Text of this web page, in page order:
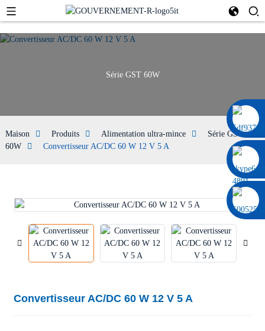
0086 13322920697
Série GST 60W
Maison Produits Alimentation ultra-mince
Série GST
60W
Convertisseur AC/DC 60 W 12 V 5 A
Convertisseur AC/DC 60 W 12 V 5 A